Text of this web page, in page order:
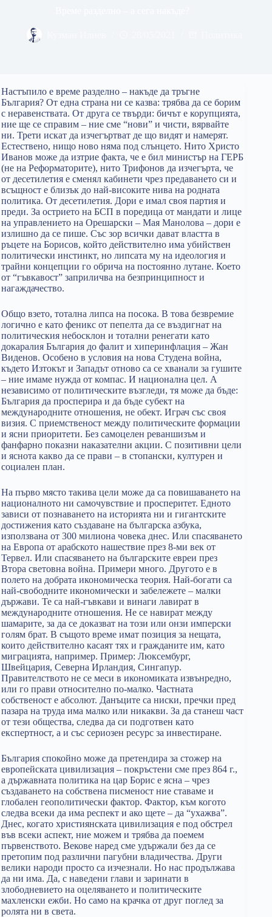
Настъпило е време разделно – накъде да тръгне
България? От една страна ни се казва: трябва да се борим
с неравенствата. От друга се твърди: бичът е корупцията,
ние ще се справим – ние сме “нови” и чисти, вярвайте
ни. Трети искат да изчегъртват де що видят и намерят.
Естествено, нищо ново няма под слънцето. Нито Христо
Иванов може да изтрие факта, че е бил министър на ГЕРБ
(не на Реформаторите), нито Трифонов да изчегърта, че
от десетилетия е сменял кабинети чрез предаването си и
всъщност е близък до най-високите нива на родната
политика. От десетилетия. Дори е имал своя партия и
преди. За острието на БСП в поредица от мандати и лице
на управлението на Орешарски – Мая Манолова – дори е
излишно да се пише. Със зор всички дават властта в
ръцете на Борисов, който действително има убийствен
политически инстинкт, но липсата му на идеология и
трайни концепции го обрича на постоянно лутане. Което
от “гъвкавост” заприличва на безпринципност и
нагаждачество.
Общо взето, тотална липса на посока. В това безвремие
логично е като феникс от пепелта да се въздигнат на
политическия небосклон и тотални ренегати като
докаралия България до фалит и хиперинфлация – Жан
Виденов. Особено в условия на нова Студена война,
където Изтокът и Западът отново са се хванали за гушите
– ние имаме нужда от компас. И национална цел. А
независимо от политическите възгледи, тя може да бъде:
България да просперира и да бъде субект на
международните отношения, не обект. Играч със своя
визия. С приемственост между политическите формации
и ясни приоритети. Без самоцелен реваншизъм и
фанфарно показни наказателни акции. С позитивни цели
и яснота какво да се прави – в стопански, културен и
социален план.
На първо място такива цели може да са повишаването на
националното ни самочувствие и просперитет. Едното
зависи от познаването на историята ни и гигантските
достижения като създаване на българска азбука,
използвана от 300 милиона човека днес. Или спасяването
на Европа от арабското нашествие през 8-ми век от
Тервел. Или спасяването на българските евреи през
Втора световна война. Примери много. Другото е в
полето на добрата икономическа теория. Най-богати са
най-свободните икономически и забележете – малки
държави. Те са най-гъвкави и винаги лавират в
международните отношения. Не се навират между
шамарите, за да се доказват на този или онзи имперски
голям брат. В същото време имат позиция за нещата,
които действително касаят тях и гражданите им, като
миграцията, например. Пример: Люксембург,
Швейцария, Северна Ирландия, Сингапур.
Правителството не се меси в икономиката извънредно,
или го прави относително по-малко. Частната
собственост е абсолют. Данъците са ниски, пречки пред
пазара на труда има малко или никакви. За да станеш част
от тези общества, следва да си подготвен като
експертност, а и със сериозен ресурс за инвестиране.
България спокойно може да претендира за стожер на
европейската цивилизация – покръстени сме през 864 г.,
а държавната политика на цар Борис е ясна – чрез
създаването на собствена писменост ние ставаме и
глобален геополитически фактор. Фактор, към когото
следва всеки да има респект и ако щете – да “ухажва”.
Днес, когато християнската цивилизация е под обстрел
във всеки аспект, ние можем и трябва да поемем
първенството. Векове наред сме удържали без да се
претопим под различни пагубни владичества. Други
велики народи просто са изчезнали. Но нас продължава
да ни има. Да, с наведени глави и заринати в
злободневието на оцеляването и политическите
махленски ежби. Но само на крачка от друг поглед за
ролята ни в света.